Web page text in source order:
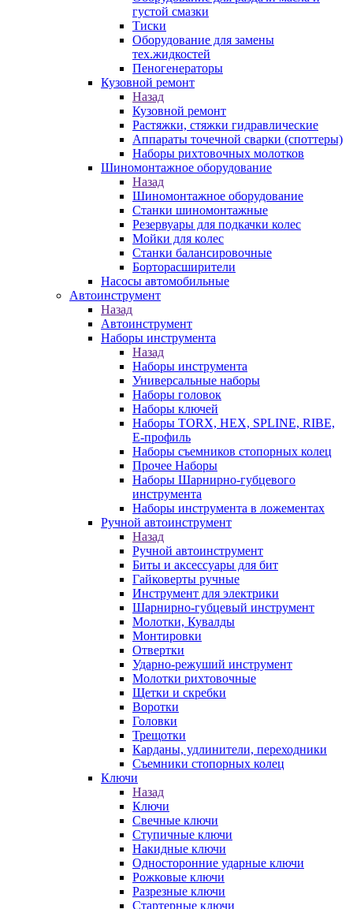
густой смазки
Тиски
Оборудование для замены
тех.жидкостей
Пеногенераторы
Кузовной ремонт
Назад
Кузовной ремонт
Растяжки, стяжки гидравлические
Аппараты точечной сварки (споттеры)
Наборы рихтовочных молотков
Шиномонтажное оборудование
Назад
Шиномонтажное оборудование
Станки шиномонтажные
Резервуары для подкачки колес
Мойки для колес
Станки балансировочные
Борторасширители
Насосы автомобильные
Автоинструмент
Назад
Автоинструмент
Наборы инструмента
Назад
Наборы инструмента
Универсальные наборы
Наборы головок
Наборы ключей
Наборы TORX, HEX, SPLINE, RIBE,
E-профиль
Наборы съемников стопорных колец
Прочее Наборы
Наборы Шарнирно-губцевого
инструмента
Наборы инструмента в ложементах
Ручной автоинструмент
Назад
Ручной автоинструмент
Биты и аксессуары для бит
Гайковерты ручные
Инструмент для электрики
Шарнирно-губцевый инструмент
Молотки, Кувалды
Монтировки
Отвертки
Ударно-режуший инструмент
Молотки рихтовочные
Щетки и скребки
Воротки
Головки
Трещотки
Карданы, удлинители, переходники
Съемники стопорных колец
Ключи
Назад
Ключи
Свечные ключи
Ступичные ключи
Накидные ключи
Односторонние ударные ключи
Рожковые ключи
Разрезные ключи
Стартерные ключи